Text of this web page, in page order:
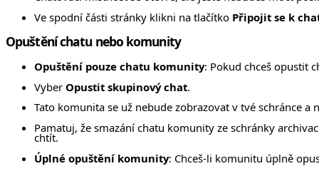
Ve spodní části stránky klikni na tlačítko Připojit se k
Opuštění chatu nebo komunity
Opuštění pouze chatu komunity: Pokud chceš opustit
Vyber Opustit skupinový chat.
Tato komunita se už nebude zobrazovat v tvé schránce
Pamatuj, že smazání chatu komunity ze schránky
chtít.
Úplné opuštění komunity: Chceš-li komunitu úplně